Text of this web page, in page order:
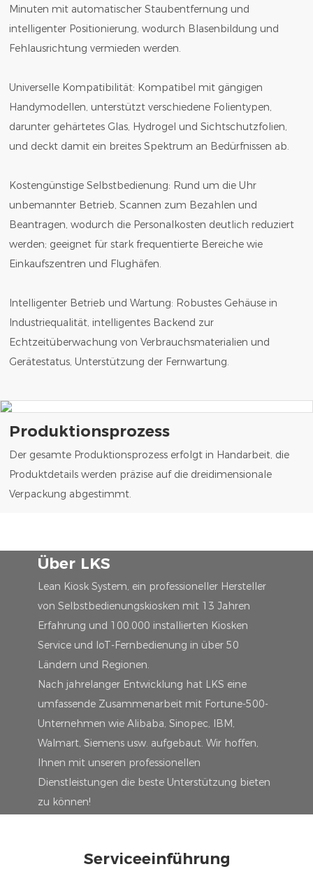
Minuten mit automatischer Staubentfernung und
intelligenter Positionierung, wodurch Blasenbildung und
Fehlausrichtung vermieden werden.
Universelle Kompatibilität: Kompatibel mit gängigen
Handymodellen, unterstützt verschiedene Folientypen,
darunter gehärtetes Glas, Hydrogel und Sichtschutzfolien,
und deckt damit ein breites Spektrum an Bedürfnissen ab.
Kostengünstige Selbstbedienung: Rund um die Uhr
unbemannter Betrieb, Scannen zum Bezahlen und
Beantragen, wodurch die Personalkosten deutlich reduziert
werden; geeignet für stark frequentierte Bereiche wie
Einkaufszentren und Flughäfen.
Intelligenter Betrieb und Wartung: Robustes Gehäuse in
Industriequalität, intelligentes Backend zur
Echtzeitüberwachung von Verbrauchsmaterialien und
Gerätestatus, Unterstützung der Fernwartung.
Produktionsprozess
Der gesamte Produktionsprozess erfolgt in Handarbeit, die
Produktdetails werden präzise auf die dreidimensionale
Verpackung abgestimmt.
Über LKS
Lean Kiosk System, ein professioneller Hersteller
von Selbstbedienungskiosken mit 13 Jahren
Erfahrung und 100.000 installierten Kiosken
Service und IoT-Fernbedienung in über 50
Ländern und Regionen.
Nach jahrelanger Entwicklung hat LKS eine
umfassende Zusammenarbeit mit Fortune-500-
Unternehmen wie Alibaba, Sinopec, IBM,
Walmart, Siemens usw. aufgebaut. Wir hoffen,
Ihnen mit unseren professionellen
Dienstleistungen die beste Unterstützung bieten
zu können!
Serviceeinführung